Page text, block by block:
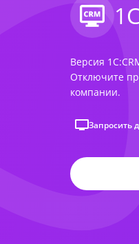
Версия
Отключите
компании.
Запросить